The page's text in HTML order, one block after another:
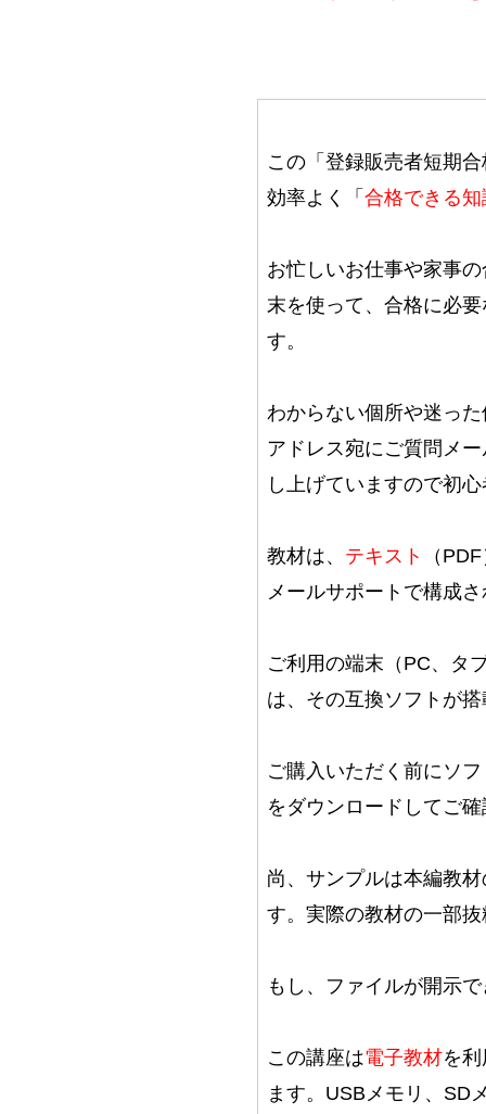
この「 登録販売者短期
効率よく「 合格できる知
お忙しいお仕事や家事
末を使って、合格に必
す。
わからない個所や迷っ
アドレス宛にご質問メ
し上げていますので初
教材は、 テキスト
（
メールサポートで構成
ご利用の端末（PC、タ
は、その互換ソフトが
ご購入いただく前にソ
をダウンロードしてご
尚、サンプルは本編教
す。実際の教材の一部
もし、ファイルが開示
この講座は電子教材を
ます。USBメモリ、SD